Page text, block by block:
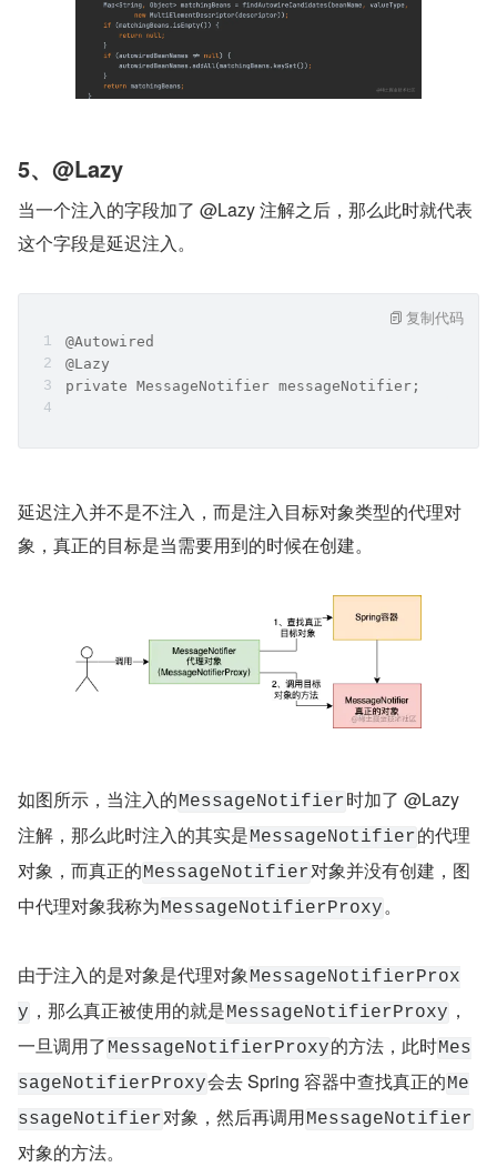
5、@Lazy
当一个注入的字段加了 @Lazy 注解之后，那么此时就代表
这个字段是延迟注入。
@Autowired
@Lazy
private MessageNotifier messageNotifier;
复制代码
延迟注入并不是不注入，而是注入目标对象类型的代理对
象，真正的目标是当需要用到的时候在创建。
如图所示，当注入的MessageNotifier时加了 @Lazy
注解，那么此时注入的其实是MessageNotifier的代理
对象，而真正的MessageNotifier对象并没有创建，图
中代理对象我称为MessageNotifierProxy。
由于注入的是对象是代理对象MessageNotifierProx
y ，那么真正被使用的就是MessageNotifierProxy ，
一旦调用了 MessageNotifierProxy的方法，此时Mes
sageNotifierProxy会去 Spring 容器中查找真正的Me
ssageNotifier对象，然后再调用MessageNotifier
对象的方法。